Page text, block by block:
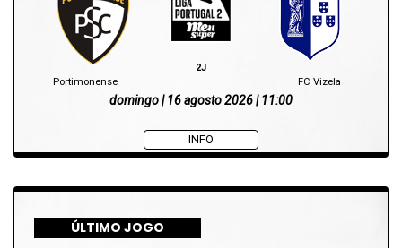
2J
Portimonense
FC Vizela
domingo | 16 agosto 2026 | 11:00
INFO
ÚLTIMO JOGO